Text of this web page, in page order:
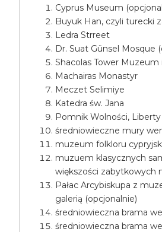
Cyprus Museum
Buyuk Han, czyli turecki
Ledra Strreet
Dr. Suat Günsel Mosque
Shacolas Tower
Machairas Monastyr
Meczet Selimiye
Katedra św. Jana
Pomnik Wolności,
średniowieczne mury
muzeum folkloru
muzuem klasycznych
większości zabytkowych
Pałac Arcybiskupa z
galerią (opcjonalnie)
średniowieczna brama
średniowieczna brama